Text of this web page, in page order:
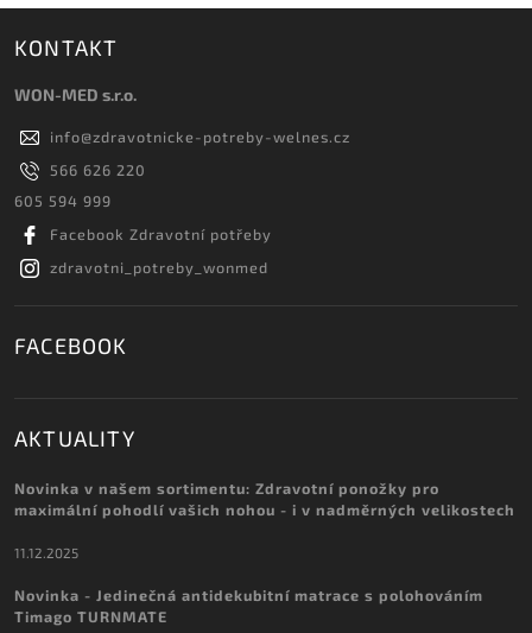
KONTAKT
WON-MED s.r.o.
info@zdravotnicke-potreby-welnes.cz
566 626 220
605 594 999
Facebook Zdravotní potřeby
zdravotni_potreby_wonmed
FACEBOOK
AKTUALITY
Novinka v našem sortimentu: Zdravotní ponožky pro
maximální pohodlí vašich nohou - i v nadměrných velikostech
11.12.2025
Novinka - Jedinečná antidekubitní matrace s polohováním
Timago TURNMATE